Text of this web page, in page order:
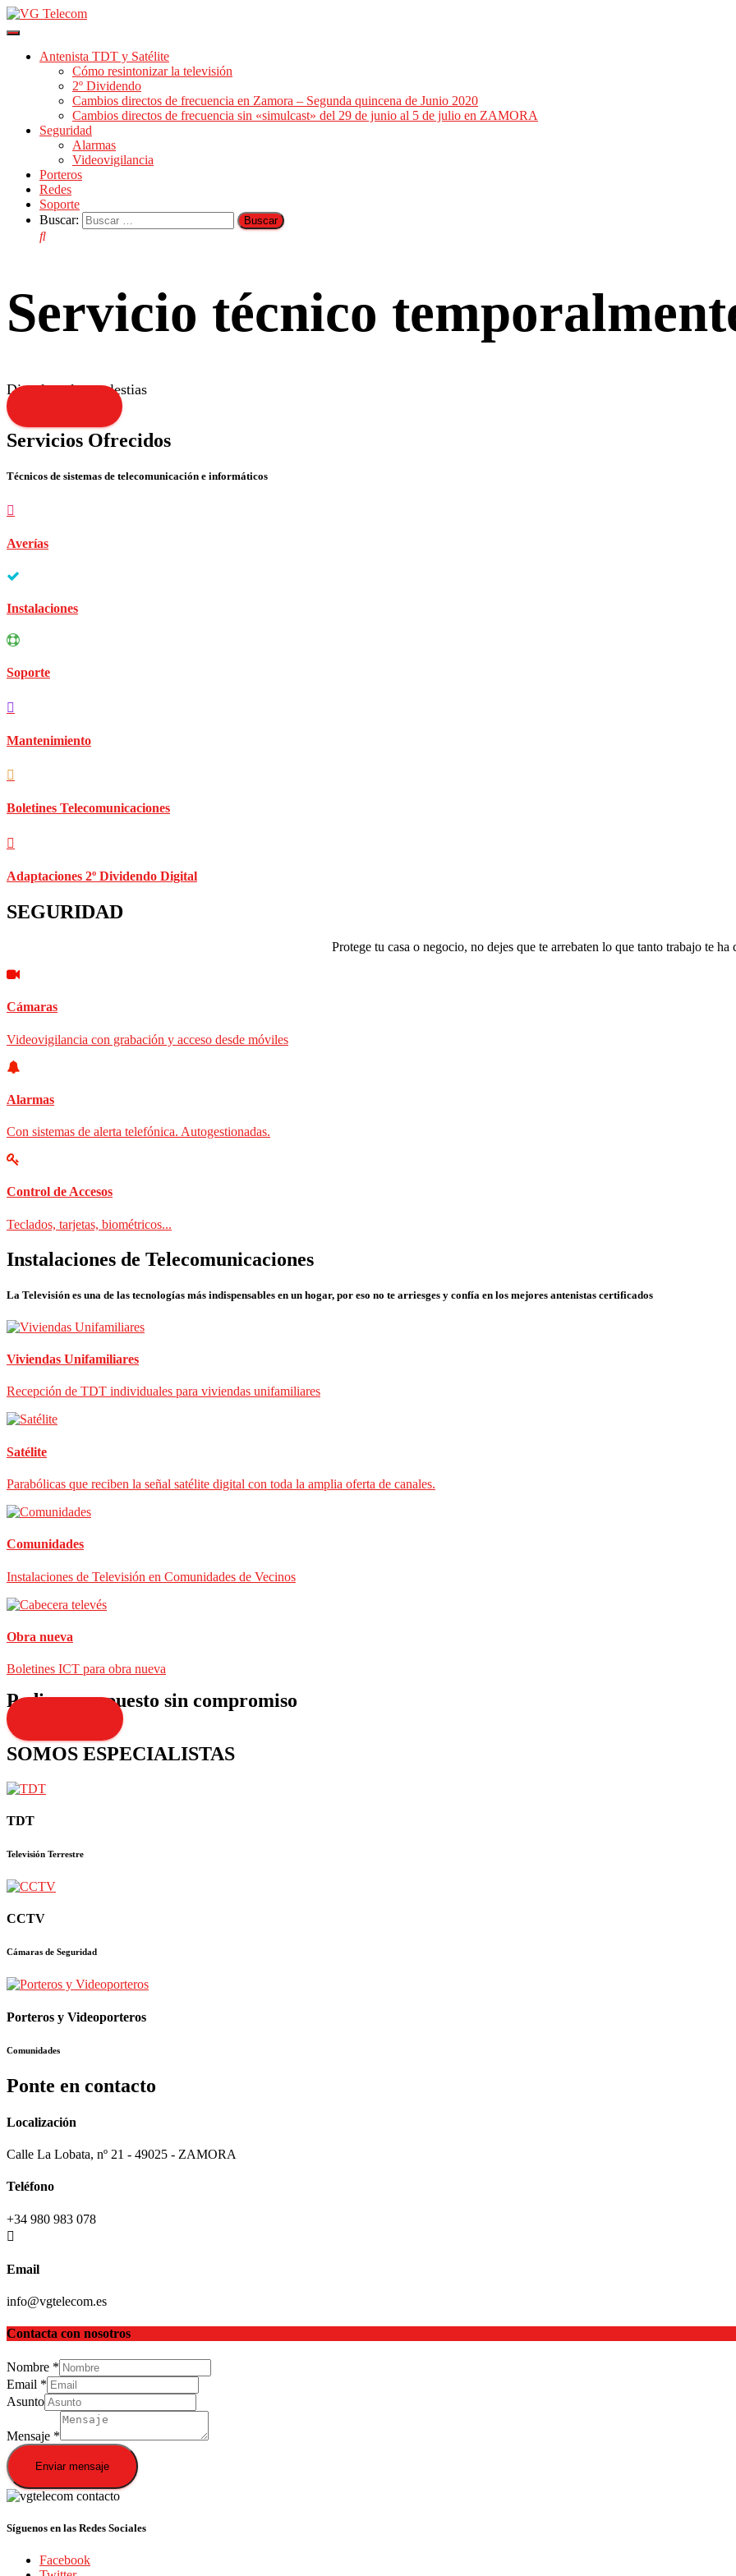
Cambiar
navegación
Antenista TDT y Satélite
Cómo resintonizar la televisión
2º Dividendo
Cambios directos de frecuencia en Zamora – Segunda quincena de Junio 2020
Cambios directos de frecuencia sin «simulcast» del 29 de junio al 5 de julio en ZAMORA
Seguridad
Alarmas
Videovigilancia
Porteros
Redes
Soporte
Buscar:
Servicio técnico
Disculpen las molestias
Servicios Ofrecidos
Técnicos de sistemas de telecomunicación e informáticos
Averías
Instalaciones
Soporte
Mantenimiento
Boletines Telecomunicaciones
Adaptaciones 2º Dividendo Digital
SEGURIDAD
Protege tu casa o negocio, no dejes que te arrebaten lo que tanto trabajo te ha
Cámaras
Videovigilancia con grabación y acceso desde móviles
Alarmas
Con sistemas de alerta telefónica. Autogestionadas.
Control de Accesos
Teclados, tarjetas, biométricos...
Instalaciones de Telecomunicaciones
La Televisión es una de las tecnologías más indispensables en un hogar, por eso no te arriesges y confía en los mejores antenistas certificados
Viviendas Unifamiliares
Recepción de TDT individuales para viviendas unifamiliares
Satélite
Parabólicas que reciben la señal satélite digital con toda la amplia oferta de canales.
Comunidades
Instalaciones de Televisión en Comunidades de Vecinos
Obra nueva
Boletines ICT para obra nueva
Pedir presupuesto sin compromiso
SOMOS ESPECIALISTAS
TDT
Televisión Terrestre
CCTV
Cámaras de Seguridad
Porteros y Videoporteros
Comunidades
Ponte en contacto
Localización
Calle La Lobata, nº 21 - 49025 - ZAMORA
Teléfono
+34 980 983 078
Email
info@vgtelecom.es
Contacta con nosotros
Nombre *
Email *
Asunto
Mensaje *
Enviar mensaje
Síguenos en las Redes Sociales
Facebook